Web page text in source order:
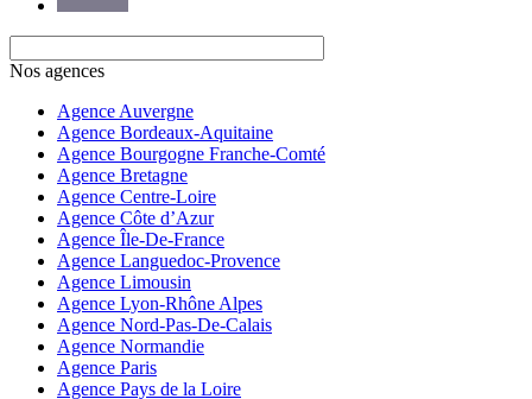
Nos agences
Agence Auvergne
Agence Bordeaux-Aquitaine
Agence Bourgogne Franche-Comté
Agence Bretagne
Agence Centre-Loire
Agence Côte d’Azur
Agence Île-De-France
Agence Languedoc-Provence
Agence Limousin
Agence Lyon-Rhône Alpes
Agence Nord-Pas-De-Calais
Agence Normandie
Agence Paris
Agence Pays de la Loire